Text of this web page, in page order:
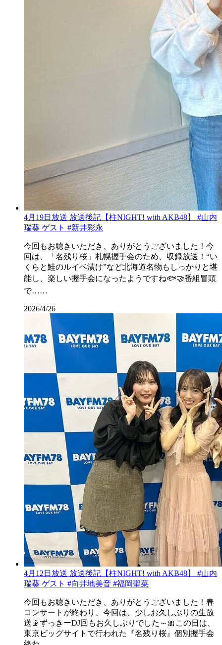
4月19日放送 放送後記【柱NIGHT! with AKB48】 #山内
瑞葵 ゲスト #新井彩永
今回もお聴きいただき、ありがとうございました！今
回は、「名残り桜」札幌握手会のため、収録放送！“い
くらと鮭のルイベ漬け”など北海道名物もしっかりと堪
能し、楽しい握手会になったようですね🐟🤝番組冒頭
で……
2026/4/26
4月12日放送 放送後記【柱NIGHT! with AKB48】 #山内
瑞葵 ゲスト #向井地美音 #福岡聖菜
今回もお聴きいただき、ありがとうございました！春
コンサートが終わり、今回は、少しお久しぶりの生放
送📡ずっきーDJ回もお久しぶりでした～🎀この日は、
東京ビッグサイトで行われた『名残り桜』個別握手会